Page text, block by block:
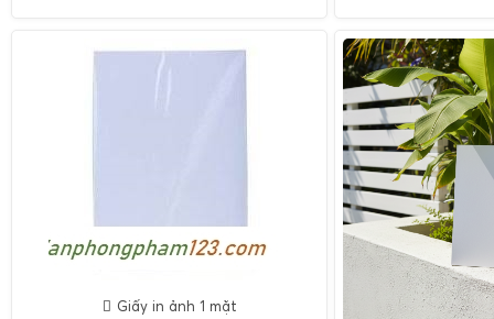
Giấy in ảnh 1 mặt